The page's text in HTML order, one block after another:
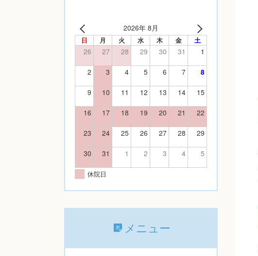
2026年 8月
日 月 火 水 木 金 土
26 27 28 29 30 31 1
2 3 4 5 6 7 8
9 10 11 12 13 14 15
16 17 18 19 20 21 22
23 24 25 26 27 28 29
30 31 1 2 3 4 5
休院日
メニュー